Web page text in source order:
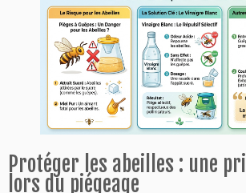
Protéger les abeilles : une
lors du piégeage